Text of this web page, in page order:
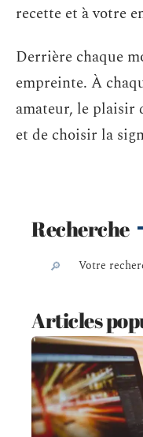
recette et à votre
Derrière chaque
empreinte. À
amateur, le plaisir
et de choisir la
Recherche
Articles